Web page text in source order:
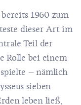
1960 zum
dieser Art im
Teil der
Rolle bei einem
– nämlich
sieben
leben ließ,